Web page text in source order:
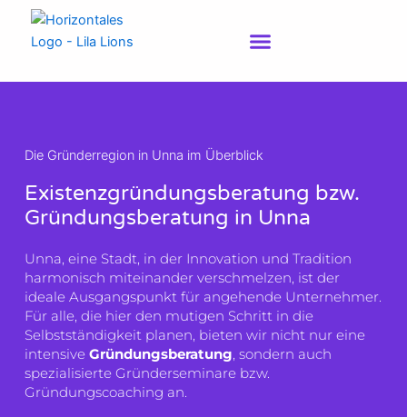
springen
Die Gründerregion in Unna im Überblick
Existenzgründungsberatung bzw.
Gründungsberatung in Unna
Unna, eine Stadt, in der Innovation und Tradition
harmonisch miteinander verschmelzen, ist der
ideale Ausgangspunkt für angehende Unternehmer.
Für alle, die hier den mutigen Schritt in die
Selbstständigkeit planen, bieten wir nicht nur eine
intensiveGründungsberatung, sondern auch
spezialisierte Gründerseminare bzw.
Gründungscoaching an.